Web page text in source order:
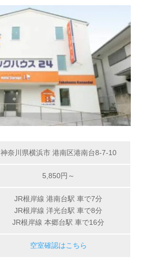
神奈川県横浜市 港南区港南台8-7-10
5,850円～
JR根岸線 港南台駅 車で7分
JR根岸線 洋光台駅 車で8分
JR根岸線 本郷台駅 車で16分
空室確認はこちら